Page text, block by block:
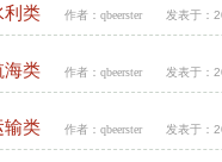
利类 作者： qbeerster 发表于：
海类 作者： qbeerster 发表于：
输类 作者： qbeerster 发表于：